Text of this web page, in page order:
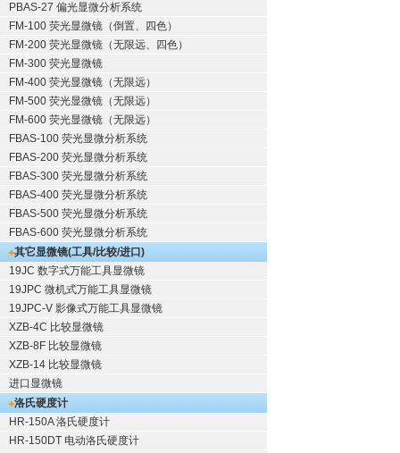
PBAS-27 偏光显微分析系统
FM-100 荧光显微镜（倒置、四色）
FM-200 荧光显微镜（无限远、四色）
FM-300 荧光显微镜
FM-400 荧光显微镜（无限远）
FM-500 荧光显微镜（无限远）
FM-600 荧光显微镜（无限远）
FBAS-100 荧光显微分析系统
FBAS-200 荧光显微分析系统
FBAS-300 荧光显微分析系统
FBAS-400 荧光显微分析系统
FBAS-500 荧光显微分析系统
FBAS-600 荧光显微分析系统
其它显微镜(工具/比较/进口)
19JC 数字式万能工具显微镜
19JPC 微机式万能工具显微镜
19JPC-V 影像式万能工具显微镜
XZB-4C 比较显微镜
XZB-8F 比较显微镜
XZB-14 比较显微镜
进口显微镜
洛氏硬度计
HR-150A 洛氏硬度计
HR-150DT 电动洛氏硬度计